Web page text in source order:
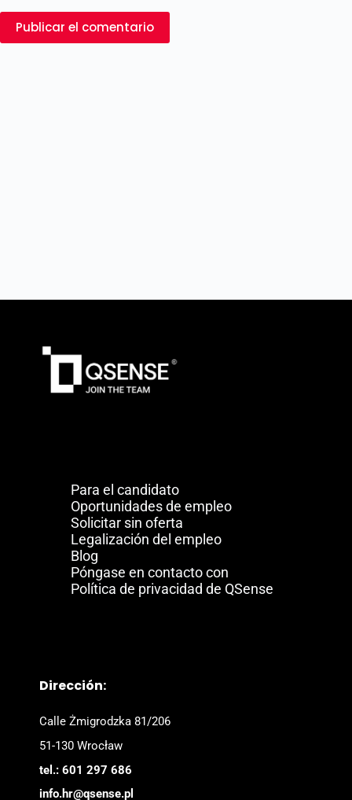
Publicar el comentario
Para el candidato
Oportunidades de empleo
Solicitar sin oferta
Legalización del empleo
Blog
Póngase en contacto con
Política de privacidad de QSense
Dirección:
Calle Żmigrodzka 81/206
51-130 Wrocław
tel.: 601 297 686
info.hr@qsense.pl